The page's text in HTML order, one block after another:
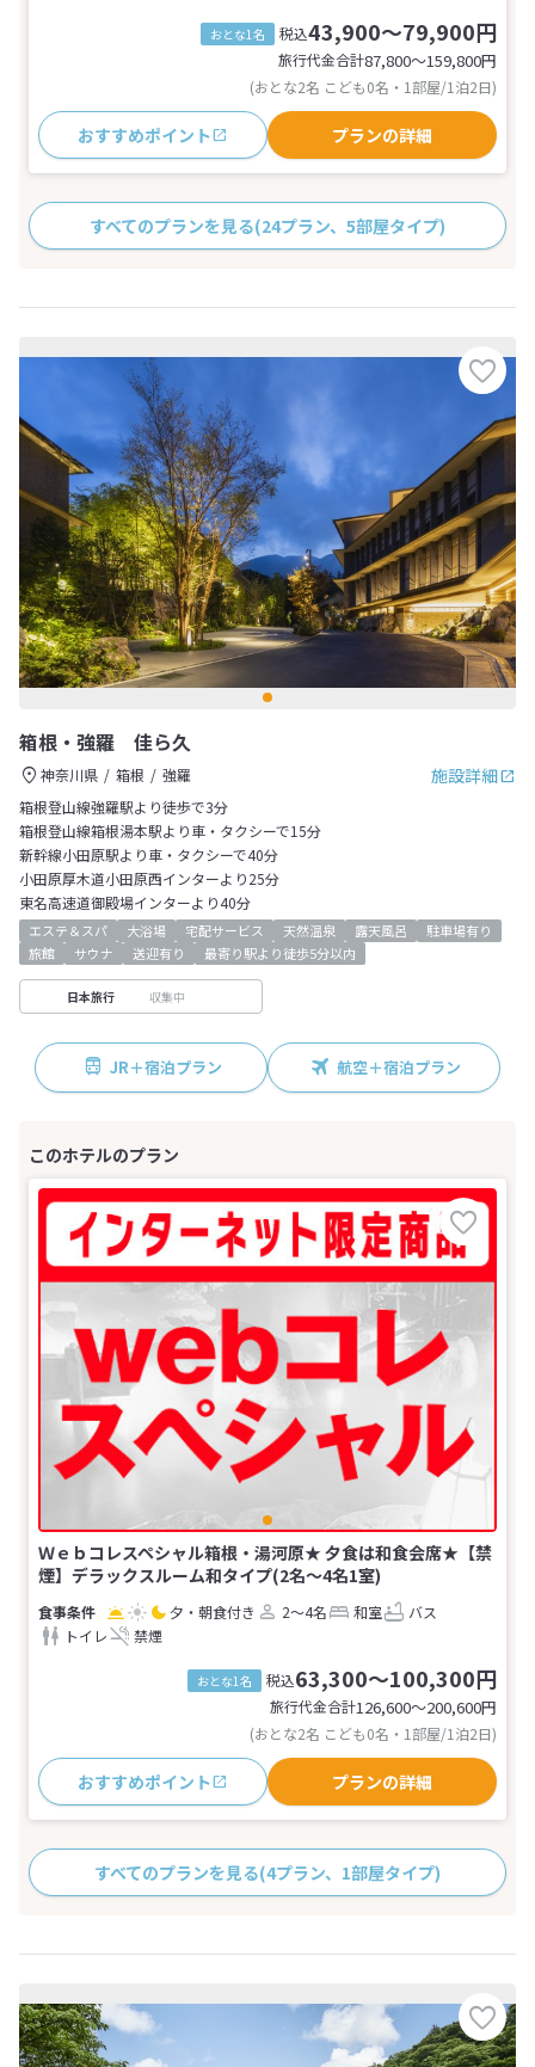
おとな1名 税込43,900～79,900円
旅行代金合計87,800〜159,800円
(おとな2名 こども0名・1部屋/1泊2日)
おすすめポイント プランの詳細
すべてのプランを見る(24プラン、5部屋タイプ)
箱根・強羅 佳ら久
施設詳細
神奈川県 箱根
強羅
箱根登山線強羅駅より徒歩で3分
箱根登山線箱根湯本駅より車・タクシーで15分
新幹線小田原駅より車・タクシーで40分
小田原厚木道小田原西インターより25分
東名高速道御殿場インターより40分
エステ＆スパ 大浴場 宅配サービス 天然温泉 露天風呂
駐車場有り
旅館
サウナ 送迎有り 最寄り駅より徒歩5分以内
日本旅行 収集中
JR＋宿泊プラン 航空＋宿泊プラン
Ｗｅｂコレスペシャル箱根・湯河原★ 夕食は和食会席★【禁
煙】デラックスルーム和タイプ(2名～4名1室)
夕・朝食付き 2～4名 和室
バス
トイレ
禁煙
おとな1名 税込63,300～100,300円
旅行代金合計126,600〜200,600円
(おとな2名 こども0名・1部屋/1泊2日)
おすすめポイント プランの詳細
すべてのプランを見る(4プラン、1部屋タイプ)